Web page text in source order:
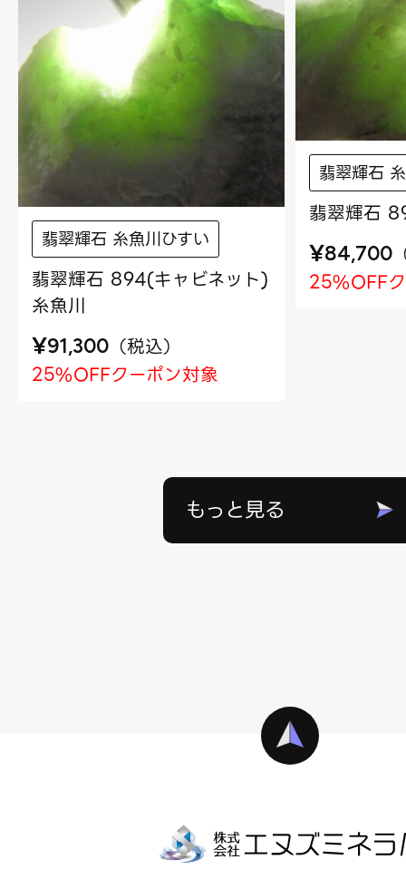
翡翠輝石 糸魚川ひすい
翡翠輝石 894(キャビネット)
糸魚川
¥91,300 （税込）
25%OFFクーポン対象
翡翠輝石
翡翠輝石
¥84,700
25%OFF
もっと見る